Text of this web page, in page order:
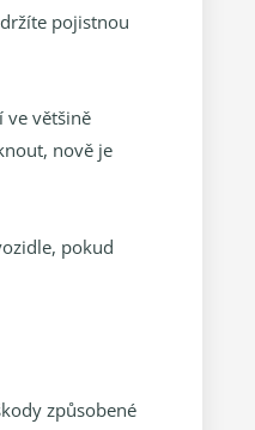
pojistnou
ve většině
nově je
pokud
způsobené